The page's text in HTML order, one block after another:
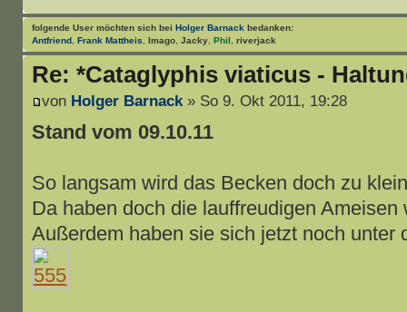
folgende User möchten sich bei Holger Barnackbedanken:
Antfriend, Frank Mattheis, Imago, Jacky, Phil, riverjack
Re: *Cataglyphis viaticus -
von Holger Barnack» So 9. Okt 2011, 19:28
Stand vom 09.10.11
So langsam wird das Becken doch zu
Da haben doch die lauffreudigen
Außerdem haben sie sich jetzt noch unter